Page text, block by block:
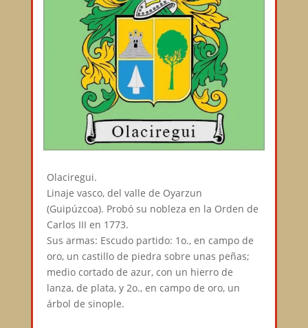
Olaciregui.⠀
Linaje vasco, del valle de Oyarzun
(Guipúzcoa). Probó su nobleza en la Orden de
Carlos III en 1773.⠀
Sus armas: Escudo partido: 1o., en campo de
oro, un castillo de piedra sobre unas peñas;
medio cortado de azur, con un hierro de
lanza, de plata, y 2o., en campo de oro, un
árbol de sinople.⠀